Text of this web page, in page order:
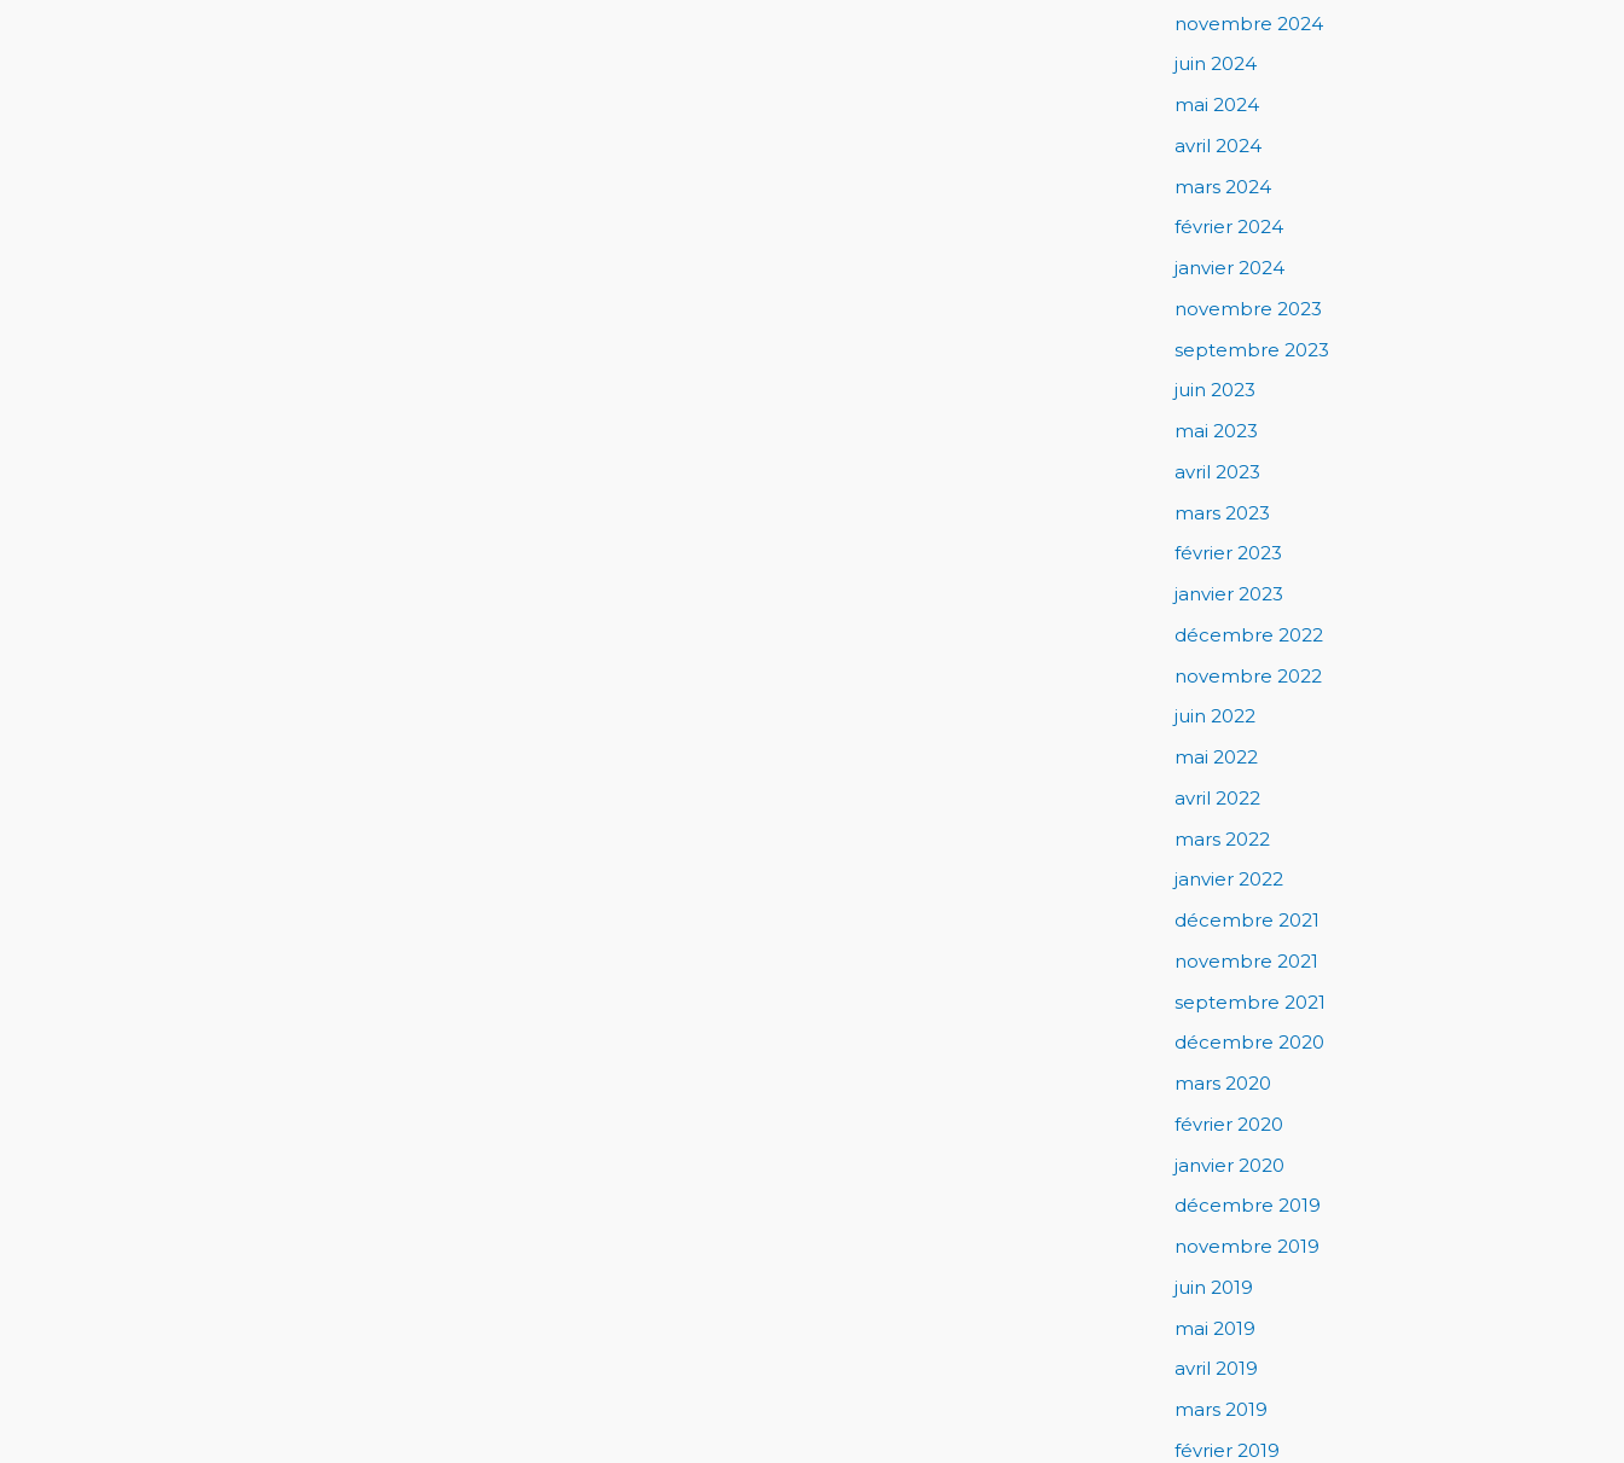
novembre 2024
juin 2024
mai 2024
avril 2024
mars 2024
février 2024
janvier 2024
novembre 2023
septembre 2023
juin 2023
mai 2023
avril 2023
mars 2023
février 2023
janvier 2023
décembre 2022
novembre 2022
juin 2022
mai 2022
avril 2022
mars 2022
janvier 2022
décembre 2021
novembre 2021
septembre 2021
décembre 2020
mars 2020
février 2020
janvier 2020
décembre 2019
novembre 2019
juin 2019
mai 2019
avril 2019
mars 2019
février 2019